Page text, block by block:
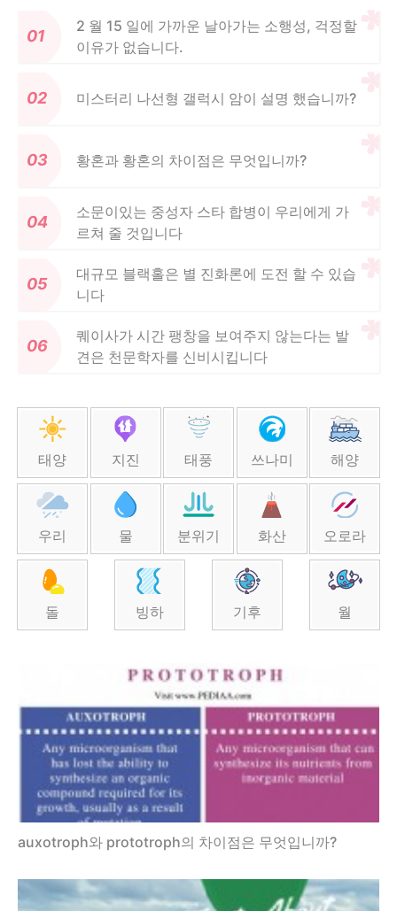
2 월 15 일에 가까운 날아가는 소행성, 걱정할
이유가 없습니다.
미스터리 나선형 갤럭시 암이 설명 했습니까?
황혼과 황혼의 차이점은 무엇입니까?
소문이있는 중성자 스타 합병이 우리에게 가
르쳐 줄 것입니다
대규모 블랙홀은 별 진화론에 도전 할 수 있습
니다
퀘이사가 시간 팽창을 보여주지 않는다는 발
견은 천문학자를 신비시킵니다
태양 지진 태풍 쓰나미 해양
우리 물 분위기 화산 오로라
돌 빙하 기후 월
auxotroph와 prototroph의 차이점은 무엇입니까?